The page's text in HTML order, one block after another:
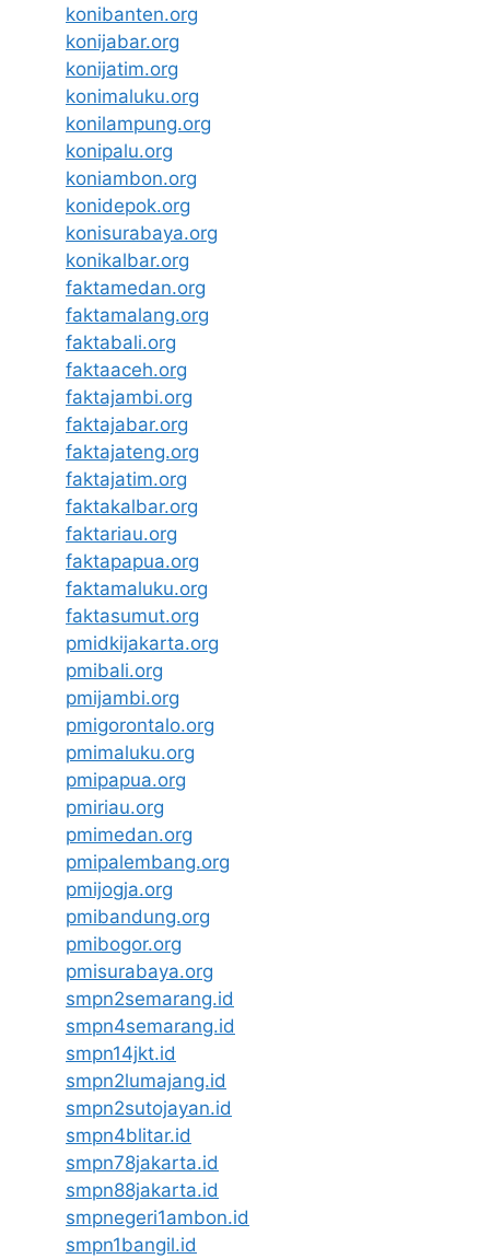
konibanten.org
konijabar.org
konijatim.org
konimaluku.org
konilampung.org
konipalu.org
koniambon.org
konidepok.org
konisurabaya.org
konikalbar.org
faktamedan.org
faktamalang.org
faktabali.org
faktaaceh.org
faktajambi.org
faktajabar.org
faktajateng.org
faktajatim.org
faktakalbar.org
faktariau.org
faktapapua.org
faktamaluku.org
faktasumut.org
pmidkijakarta.org
pmibali.org
pmijambi.org
pmigorontalo.org
pmimaluku.org
pmipapua.org
pmiriau.org
pmimedan.org
pmipalembang.org
pmijogja.org
pmibandung.org
pmibogor.org
pmisurabaya.org
smpn2semarang.id
smpn4semarang.id
smpn14jkt.id
smpn2lumajang.id
smpn2sutojayan.id
smpn4blitar.id
smpn78jakarta.id
smpn88jakarta.id
smpnegeri1ambon.id
smpn1bangil.id